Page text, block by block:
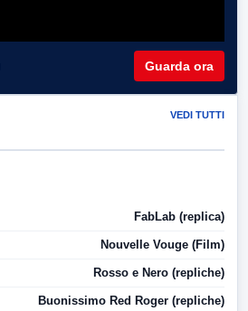
Guarda ora
VEDI TUTTI
FabLab (replica)
Nouvelle Vouge (Film)
Rosso e Nero (repliche)
Buonissimo Red Roger (repliche)